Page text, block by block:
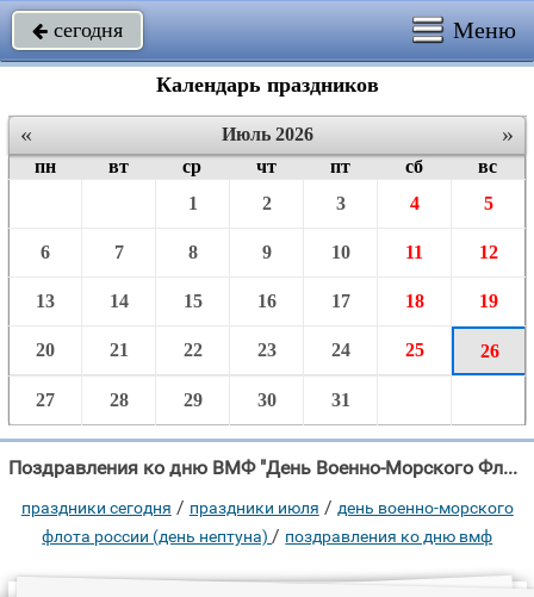
 сегодня Меню
Календарь праздников
« »
Июль 2026
пн
вт ср чт пт сб
вс
1
2 3 4 5
6 7 8 9 10 11 12
13 14 15 16 17 18 19
20 21 22 23 24 25 26
27 28 29 30 31
Поздравления ко дню ВМФ "День Военно-Морского Флота — праздник торжества, Морякам чудесным, почесть и"
праздники сегодня / праздники июля / день военно-морского
флота россии (день нептуна) / поздравления ко дню вмф